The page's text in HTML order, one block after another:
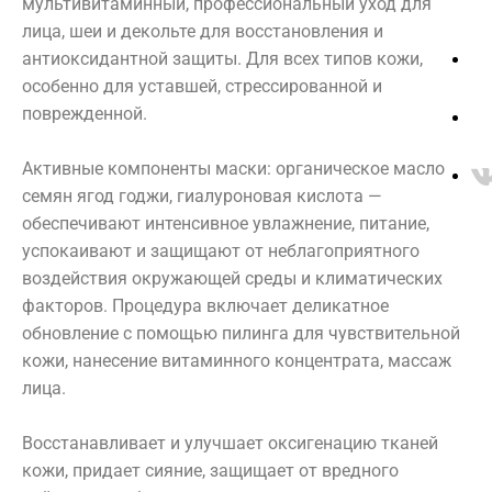
лица, шеи и декольте для восстановления и
антиоксидантной защиты. Для всех типов кожи,
особенно для уставшей, стрессированной и
поврежденной.
Активные компоненты маски: органическое масло
семян ягод годжи, гиалуроновая кислота —
обеспечивают интенсивное увлажнение, питание,
успокаивают и защищают от неблагоприятного
воздействия окружающей среды и климатических
факторов. Процедура включает деликатное
обновление с помощью пилинга для чувствительной
кожи, нанесение витаминного концентрата, массаж
лица.
Восстанавливает и улучшает оксигенацию тканей
кожи, придает сияние, защищает от вредного
Консультация
Аппаратная
косметология
методики
Депиляция
ДНК-тест
bretagne
Algotherm
Массаж
Ванны
SPA
Ногтевой
О КОМПАНИИ: ФИЛОСОФИЯ
СПЕЦИАЛИСТЫ ПРЕЙСКУРАНТ
Уважаемые
клиенты
уточнять актуальные цены у администратора!